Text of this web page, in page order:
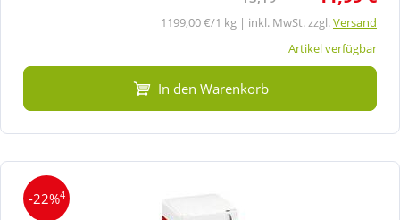
1199,00 €/1 kg | inkl. MwSt. zzgl.Versand
Artikel verfügbar
In den Warenkorb
-22%4